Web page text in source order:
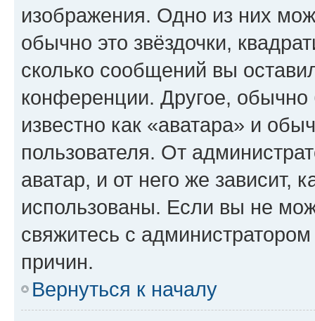
изображения. Одно из них
обычно это звёздочки,
сколько сообщений вы
конференции. Другое,
известно как «аватара» и
пользователя. От
аватар, и от него же зависит,
использованы. Если вы не
свяжитесь с
причин.
Вернуться к началу